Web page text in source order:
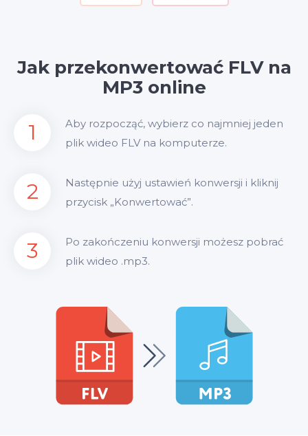
Jak przekonwertować FLV na
MP3 online
1
Aby rozpocząć, wybierz co najmniej jeden
plik wideo FLV na komputerze.
2
Następnie użyj ustawień konwersji i kliknij
przycisk „Konwertować”.
3
Po zakończeniu konwersji możesz pobrać
plik wideo .mp3.